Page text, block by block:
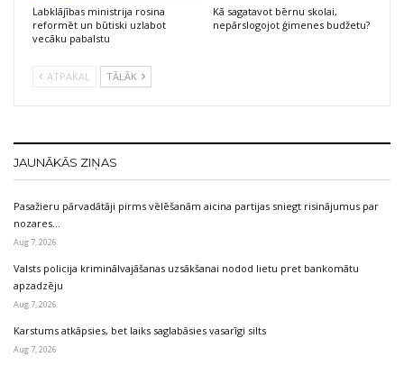
Labklājības ministrija rosina
reformēt un būtiski uzlabot
vecāku pabalstu
Kā sagatavot bērnu skolai,
nepārslogojot ģimenes budžetu?
ATPAKAĻ TĀLĀK
JAUNĀKĀS ZIŅAS
Pasažieru pārvadātāji pirms vēlēšanām aicina partijas sniegt risinājumus par
nozares…
Aug 7, 2026
Valsts policija kriminālvajāšanas uzsākšanai nodod lietu pret bankomātu
apzadzēju
Aug 7, 2026
Karstums atkāpsies, bet laiks saglabāsies vasarīgi silts
Aug 7, 2026